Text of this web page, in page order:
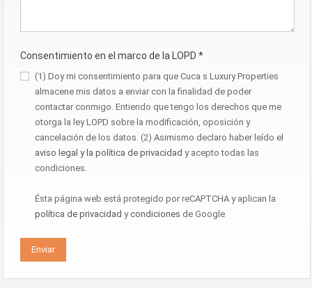
Consentimiento en el marco de la LOPD *
(1) Doy mi consentimiento para que Cuca s Luxury Properties
almacene mis datos a enviar con la finalidad de poder
contactar conmigo. Entiendo que tengo los derechos que me
otorga la ley LOPD sobre la modificación, oposición y
cancelación de los datos. (2) Asimismo declaro haber leído el
aviso legal y la política de privacidad y acepto todas las
condiciones.
Ésta página web está protegido por reCAPTCHA y aplican la
política de privacidad ycondiciones de Google